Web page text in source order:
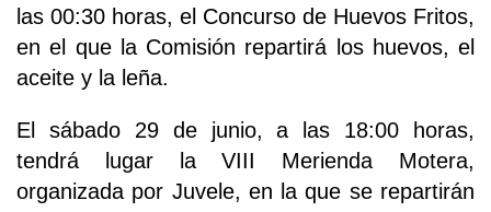
las 00:30 horas, el Concurso de Huevos Fritos,
en el que la Comisión repartirá los huevos, el
aceite y la leña.
El sábado 29 de junio, a las 18:00 horas,
tendrá lugar la VIII Merienda Motera,
organizada por Juvele, en la que se repartirán